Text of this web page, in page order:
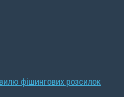
фішингових розсилок